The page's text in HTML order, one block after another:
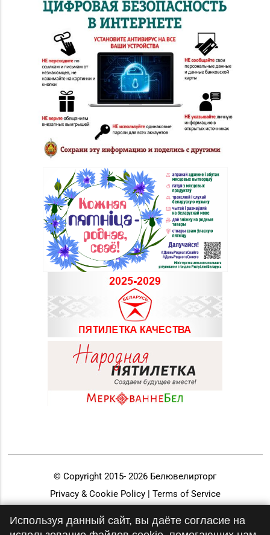
© Copyright 2015- 2026 Белювелирторг
Privacy & Cookie Policy | Terms of Service
Используя данный сайт, вы даёте согласие на